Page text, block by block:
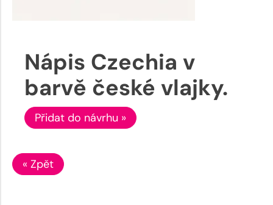
Nápis Czechia v
barvě české vlajky.
Přidat do návrhu »
« Zpět